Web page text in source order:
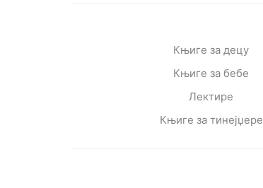
Књиге за децу
Књиге за бебе
Лектире
Књиге за тинејџере